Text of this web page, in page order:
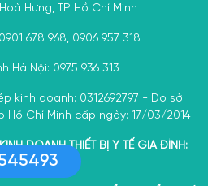
Hưng, TP Hồ Chí Minh
678 968, 0906 957 318
Hà Nội: 0975 936 313
kinh doanh: 0312692797 - Do sở
Hồ Chí Minh cấp ngày: 17/03/2014
DOANH THIẾT BỊ Y TẾ GIA ĐÌNH:
072